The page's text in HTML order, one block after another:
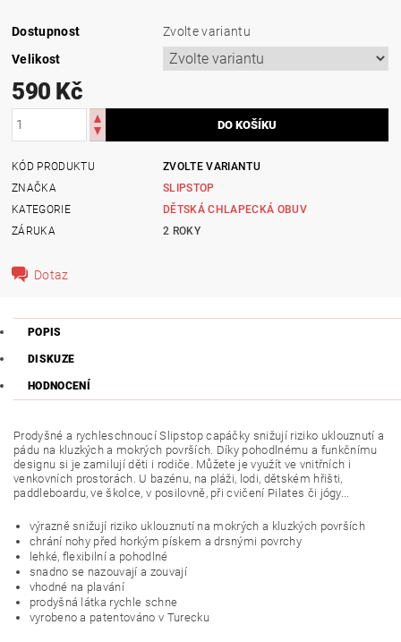
Dostupnost
Zvolte variantu
Velikost
590 Kč
KÓD PRODUKTU
ZVOLTE VARIANTU
ZNAČKA
SLIPSTOP
KATEGORIE
DĚTSKÁ CHLAPECKÁ OBUV
ZÁRUKA
2 ROKY
Dotaz
POPIS
DISKUZE
HODNOCENÍ
Prodyšné a rychleschnoucí Slipstop capáčky snižují riziko uklouznutí a
pádu na kluzkých a mokrých površích. Díky pohodlnému a funkčnímu
designu si je zamilují děti i rodiče. Můžete je využít ve vnitřních i
venkovních prostorách. U bazénu, na pláži, lodi, dětském hřišti,
paddleboardu, ve školce, v posilovně, při cvičení Pilates či jógy...
výrazně snižují riziko uklouznutí na mokrých a kluzkých površích
chrání nohy před horkým pískem a drsnými povrchy
lehké, flexibilní a pohodlné
snadno se nazouvají a zouvají
vhodné na plavání
prodyšná látka rychle schne
vyrobeno a patentováno v Turecku